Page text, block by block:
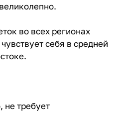
во всех регионах
себя в средней
не требует